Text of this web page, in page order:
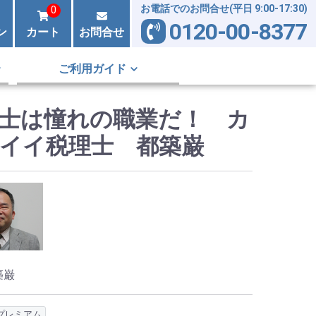
カート
0
お問合せ
お電話でのお問合せ(平日 9:00-17:30)
0120-00-8377
ご利用ガイド
は憧れの職業だ！ カ
イ税理士 都築巌
巌